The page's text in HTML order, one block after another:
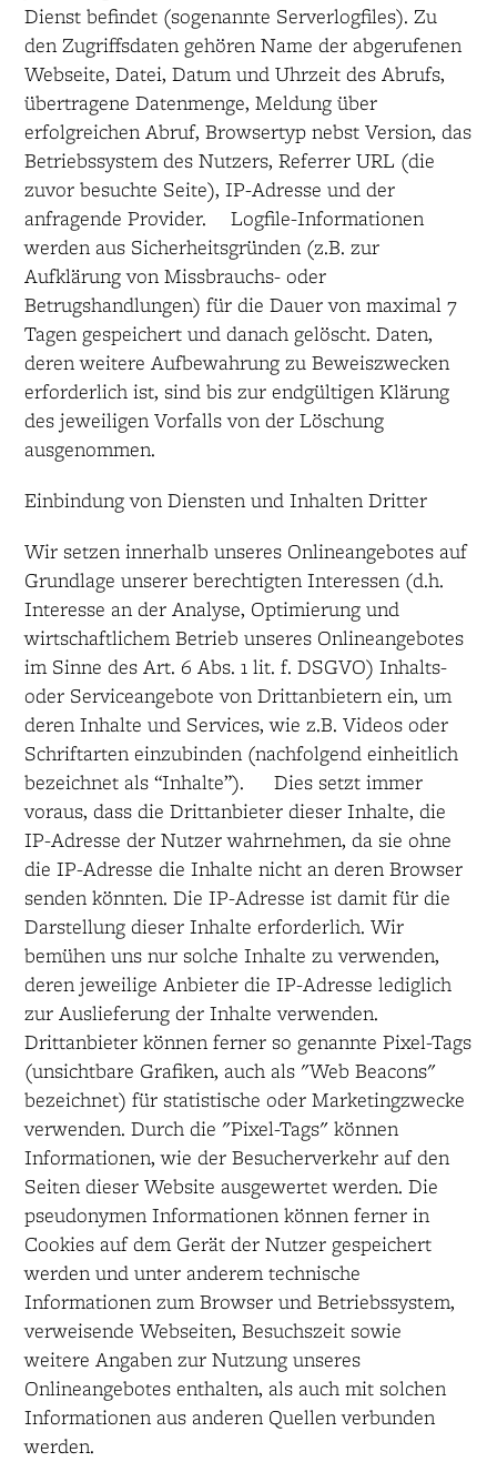
Dienst befindet (sogenannte Serverlogfiles). Zu
den Zugriffsdaten gehören Name der abgerufenen
Webseite, Datei, Datum und Uhrzeit des Abrufs,
übertragene Datenmenge, Meldung über
erfolgreichen Abruf, Browsertyp nebst Version, das
Betriebssystem des Nutzers, Referrer URL (die
zuvor besuchte Seite), IP-Adresse und der
anfragende Provider. Logfile-Informationen
werden aus Sicherheitsgründen (z.B. zur
Aufklärung von Missbrauchs- oder
Betrugshandlungen) für die Dauer von maximal 7
Tagen gespeichert und danach gelöscht. Daten,
deren weitere Aufbewahrung zu Beweiszwecken
erforderlich ist, sind bis zur endgültigen Klärung
des jeweiligen Vorfalls von der Löschung
ausgenommen.
Einbindung von Diensten und Inhalten Dritter
Wir setzen innerhalb unseres Onlineangebotes auf
Grundlage unserer berechtigten Interessen (d.h.
Interesse an der Analyse, Optimierung und
wirtschaftlichem Betrieb unseres Onlineangebotes
im Sinne des Art. 6 Abs. 1 lit. f. DSGVO) Inhalts-
oder Serviceangebote von Drittanbietern ein, um
deren Inhalte und Services, wie z.B. Videos oder
Schriftarten einzubinden (nachfolgend einheitlich
bezeichnet als “Inhalte”). Dies setzt immer
voraus, dass die Drittanbieter dieser Inhalte, die
IP-Adresse der Nutzer wahrnehmen, da sie ohne
die IP-Adresse die Inhalte nicht an deren Browser
senden könnten. Die IP-Adresse ist damit für die
Darstellung dieser Inhalte erforderlich. Wir
bemühen uns nur solche Inhalte zu verwenden,
deren jeweilige Anbieter die IP-Adresse lediglich
zur Auslieferung der Inhalte verwenden.
Drittanbieter können ferner so genannte Pixel-Tags
(unsichtbare Grafiken, auch als "Web Beacons"
bezeichnet) für statistische oder Marketingzwecke
verwenden. Durch die "Pixel-Tags" können
Informationen, wie der Besucherverkehr auf den
Seiten dieser Website ausgewertet werden. Die
pseudonymen Informationen können ferner in
Cookies auf dem Gerät der Nutzer gespeichert
werden und unter anderem technische
Informationen zum Browser und Betriebssystem,
verweisende Webseiten, Besuchszeit sowie
weitere Angaben zur Nutzung unseres
Onlineangebotes enthalten, als auch mit solchen
Informationen aus anderen Quellen verbunden
werden.